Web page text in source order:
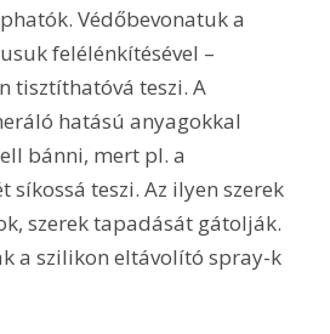
Védőbevonatuk a
felélénkítésével –
tisztíthatóvá teszi. A
hatású anyagokkal
bánni, mert pl. a
teszi. Az ilyen szerek
szerek tapadását gátolják.
a szilikon eltávolító spray-k